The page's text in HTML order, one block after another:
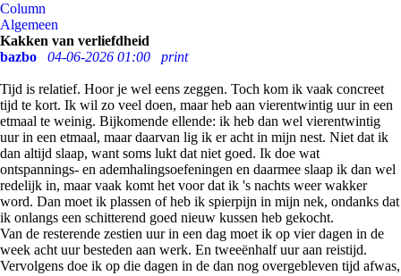
Column
Algemeen
Kakken van verliefdheid
bazbo
04-06-2026 01:00 print
Tijd is relatief. Hoor je wel eens zeggen. Toch kom ik vaak concreet
tijd te kort. Ik wil zo veel doen, maar heb aan vierentwintig uur in een
etmaal te weinig. Bijkomende ellende: ik heb dan wel vierentwintig
uur in een etmaal, maar daarvan lig ik er acht in mijn nest. Niet dat ik
dan altijd slaap, want soms lukt dat niet goed. Ik doe wat
ontspannings- en ademhalingsoefeningen en daarmee slaap ik dan wel
redelijk in, maar vaak komt het voor dat ik 's nachts weer wakker
word. Dan moet ik plassen of heb ik spierpijn in mijn nek, ondanks dat
ik onlangs een schitterend goed nieuw kussen heb gekocht.
Van de resterende zestien uur in een dag moet ik op vier dagen in de
week acht uur besteden aan werk. En tweeënhalf uur aan reistijd.
Vervolgens doe ik op die dagen in de dan nog overgebleven tijd afwas,